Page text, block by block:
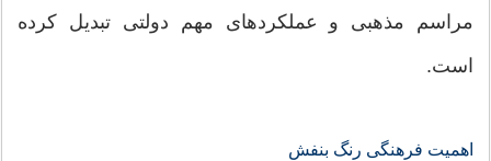
مراسم مذهبی و عملکردهای مهم دولتی تبدیل کرده
است.
اهمیت فرهنگی رنگ بنفش